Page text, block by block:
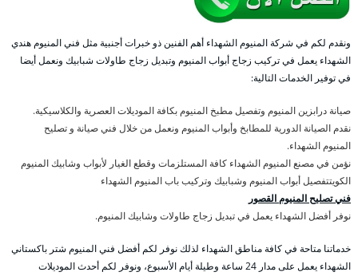
ونقدم لكم في شركة المنيوم الشهداء أهم الفنين ذو خبرات أجنبية مثل فني المنيوم هندي
الشهداء يعمل في تركيب زجاج أبواب المنيوم وتبديل زجاج طاولات شبابيك ونعمل أيضا
في توفير الخدمات التالية:
صيانة درابزين المنيوم وتفصيل مطبخ المنيوم بكافة الموديلات العصرية والكلاسيكية.
نقدم الصيانة الدورية للمطابخ وأبواب المنيوم ونعمل من خلال فني صيانة و تصليح
المنيوم الشهداء.
نؤمن في مصنع المنيوم الشهداء كافة المستلزمات وقطع الغيار لأبواب وشابيك المنيوم
الكويتتفصيل أبواب المنيوم وشبابيك وتركيب باب المنيوم الشهداء
فني تصليح المنيوم القصور
نوفر أفضل الشهداء يعمل في تبديل زجاج طاولات وشابيك المنيوم.
خدماتنا متاحة في كافة مناطق الشهداء لذلك نوفر لكم أفضل فني المنيوم شتر باكستاني
الشهداء يعمل على مدار 24 ساعة وطيلة أيام الأسبوع، ونوفر لكم أحدث الموديلات